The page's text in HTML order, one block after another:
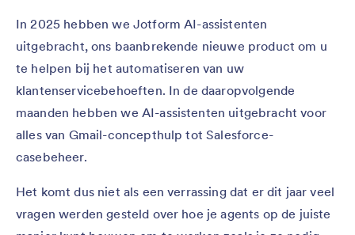
In 2025 hebben we Jotform AI-assistenten
uitgebracht, ons baanbrekende nieuwe product om u
te helpen bij het automatiseren van uw
klantenservicebehoeften. In de daaropvolgende
maanden hebben we AI-assistenten uitgebracht voor
alles van Gmail-concepthulp tot Salesforce-
casebeheer.
Het komt dus niet als een verrassing dat er dit jaar veel
vragen werden gesteld over hoe je agents op de juiste